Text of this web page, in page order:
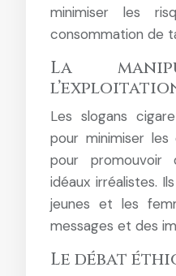
minimiser les
consommation de
La
Les slogans
pour minimiser
pour
idéaux irréalistes.
jeunes et les
messages et des
Le débat